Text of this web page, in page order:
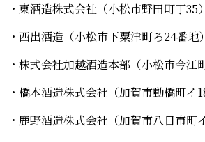
・東酒造株式会社（小松市野田町
・西出酒造（小松市下粟津町ろ24番地
・株式会社加越酒造本部（小松市今
・橋本酒造株式会社（加賀市動橋町イ
・鹿野酒造株式会社（加賀市八日市町